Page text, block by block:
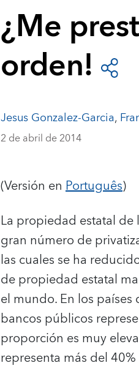
¿Me
orden!
Jesus Gonzalez-Garcia,
2 de abril de 2014
(Versión en Português)
La propiedad estatal
gran número de
las cuales se ha
de propiedad estatal
el mundo. En los
bancos públicos
proporción es muy
representa más del